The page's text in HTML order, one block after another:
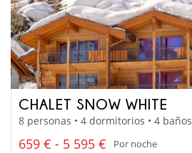
CHALET SNOW WHITE
8 personas • 4 dormitorios • 4 baños
659 € - 5 595 €
Por noche